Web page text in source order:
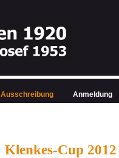
Klenkes-Cup
Ausschreibung Anmeldung